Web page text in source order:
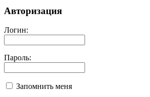
Авторизация
Логин:
Пароль:
Запомнить меня